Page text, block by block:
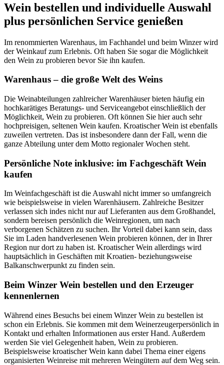
Wein bestellen und individuelle Auswahl
plus persönlichen Service genießen
Im renommierten Warenhaus, im Fachhandel und beim Winzer wird
der Weinkauf zum Erlebnis. Oft haben Sie sogar die Möglichkeit
den Wein zu probieren bevor Sie ihn kaufen.
Warenhaus – die große Welt des Weins
Die Weinabteilungen zahlreicher Warenhäuser bieten häufig ein
hochkarätiges Beratungs- und Serviceangebot einschließlich der
Möglichkeit, Wein zu probieren. Oft können Sie hier auch sehr
hochpreisigen, seltenen Wein kaufen. Kroatischer Wein ist ebenfalls
zuweilen vertreten. Das ist insbesondere dann der Fall, wenn die
ganze Abteilung unter dem Motto regionaler Wochen steht.
Persönliche Note inklusive: im Fachgeschäft Wein
kaufen
Im Weinfachgeschäft ist die Auswahl nicht immer so umfangreich
wie beispielsweise in vielen Warenhäusern. Zahlreiche Besitzer
verlassen sich indes nicht nur auf Lieferanten aus dem Großhandel,
sondern bereisen persönlich die Weinregionen, um nach
verborgenen Schätzen zu suchen. Ihr Vorteil dabei kann sein, dass
Sie im Laden handverlesenen Wein probieren können, der in Ihrer
Region nur dort zu haben ist. Kroatischer Wein allerdings wird
hauptsächlich in Geschäften mit Kroatien- beziehungsweise
Balkanschwerpunkt zu finden sein.
Beim Winzer Wein bestellen und den Erzeuger
kennenlernen
Während eines Besuchs bei einem Winzer Wein zu bestellen ist
schon ein Erlebnis. Sie kommen mit dem Weinerzeugerpersönlich in
Kontakt und erhalten Informationen aus erster Hand. Außerdem
werden Sie viel Gelegenheit haben, Wein zu probieren.
Beispielsweise kroatischer Wein kann dabei Thema einer eigens
organisierten Weinreise mit mehreren Weingütern auf dem Weg sein.